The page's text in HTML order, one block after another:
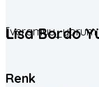
Lisa Bordo
Renk